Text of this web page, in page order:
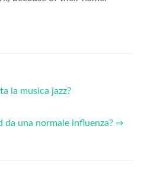
la musica jazz?
da una normale influenza? ⇒